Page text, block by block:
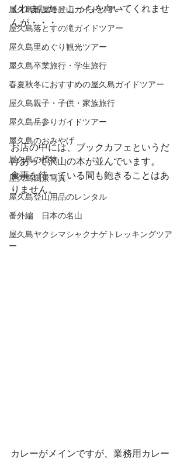
屋久島番屋峰登山ガイドツアー
屋久島落とすの滝ガイドツアー
屋久島里めぐり観光ツアー
屋久島卒業旅行・学生旅行
春夏秋冬におすすめの屋久島ガイドツアー
屋久島親子・子供・家族旅行
屋久島岳参りガイドツアー
屋久島のおみやげ
屋久島の植物
屋久島風景写真
屋久島登山用品のレンタル
番外編 日本の名山
屋久島ヤクシマシャクナゲトレッキングツア
ー
くれました。こっちを向いてくれませ
んが・・・
お店の中には、ブックカフェというだ
けあって沢山の本が並んでいます。
食事を待っている間も飽きることはあ
りません。
カレーがメインですが、業務用カレー